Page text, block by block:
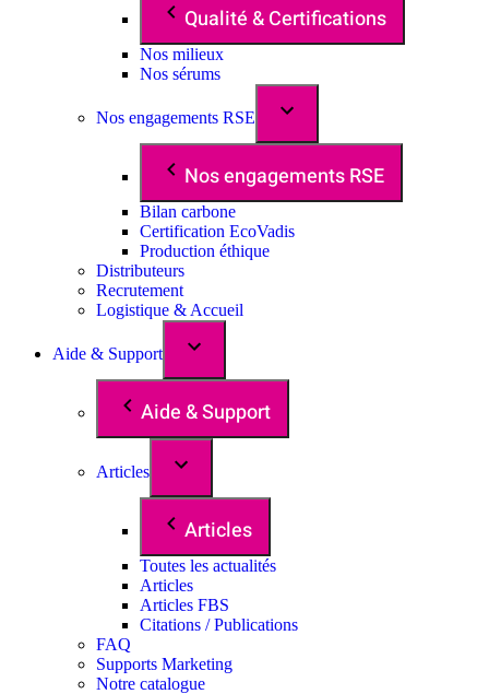
Qualité & Certifications
Nos milieux
Nos sérums
Nos engagements RSE
Nos engagements RSE
Bilan carbone
Certification EcoVadis
Production éthique
Distributeurs
Recrutement
Logistique & Accueil
Aide & Support
Aide & Support
Articles
Articles
Toutes les actualités
Articles
Articles FBS
Citations / Publications
FAQ
Supports Marketing
Notre catalogue